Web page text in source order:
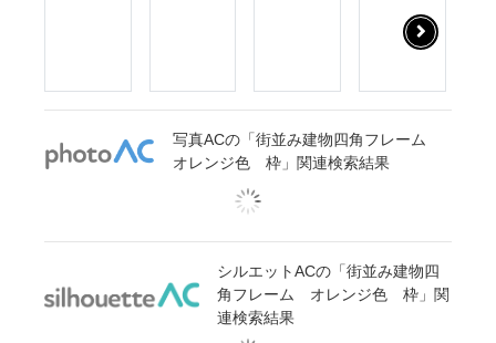
写真ACの「街並み建物四角フレーム
オレンジ色 枠」関連検索結果
シルエットACの「街並み建物四
角フレーム オレンジ色 枠」関
連検索結果